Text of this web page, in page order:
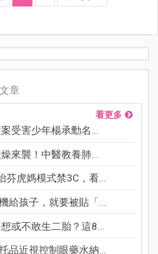
章
看更多
受害少年楊承勳名...
來襲！中醫教養肺...
芬虎媽模式禁3C，看...
給孩子，就要被貼「...
或不敢生二胎？這8...
品近視控制眼藥水納...